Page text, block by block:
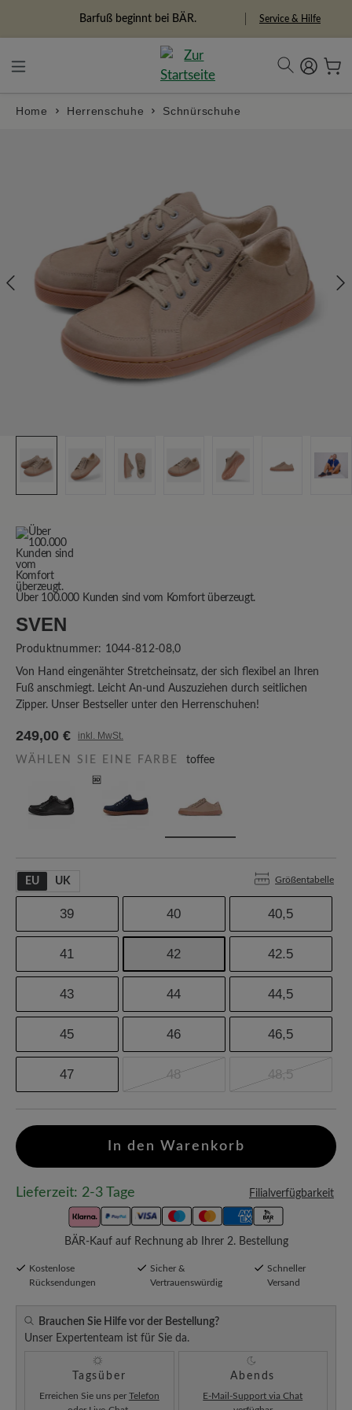
Freiheitspioniere Service & Hilfe
Home Herrenschuhe Schnürschuhe
Über 100.000 Kunden sind vom Komfort überzeugt.
SVEN
Produktnummer: 1044-812-08,0
Von Hand eingenähter Stretcheinsatz, der sich flexibel an Ihren
Fuß anschmiegt. Leicht An-und Auszuziehen durch seitlichen
Zipper. Unser Bestseller unter den Herrenschuhen!
249,00 € inkl. MwSt.
WÄHLEN SIE EINE FARBE toffee
EU UK Größentabelle
39 40 40,5
41 42 42.5
43 44 44,5
45 46 46,5
47 48 48,5
In den Warenkorb
Lieferzeit: 2-3 Tage Filialverfügbarkeit
BÄR-Kauf auf Rechnung ab Ihrer 2. Bestellung
Kostenlose
Rücksendungen
Sicher &
Vertrauenswürdig
Schneller
Versand
Brauchen Sie Hilfe vor der Bestellung?
Unser Expertenteam ist für Sie da.
Tagsüber
Erreichen Sie uns per Telefon
Abends
E-Mail-Support via Chat